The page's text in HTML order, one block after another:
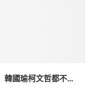
國瑜柯文哲都不...